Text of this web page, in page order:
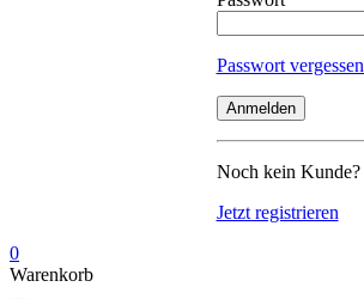
Passwort
Noch kein Kunde?
Jetzt registrieren
0
Warenkorb